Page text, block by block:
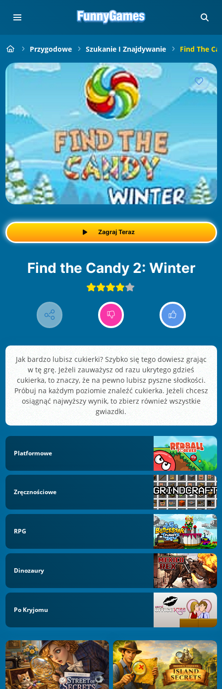
Przygodowe Szukanie I Znajdywanie Find The
Zagraj Teraz
Find the Candy 2: Winter
Jak bardzo lubisz cukierki? Szybko się tego dowiesz grając
w tę grę. Jeżeli zauważysz od razu ukrytego gdzieś
cukierka, to znaczy, że na pewno lubisz pyszne słodkości.
Próbuj na każdym poziomie znaleźć cukierka. Jeżeli chcesz
osiągnąć najwyższy wynik, to zbierz również wszystkie
gwiazdki.
Platformowe
Zręcznościowe
RPG
Dinozaury
Po Kryjomu